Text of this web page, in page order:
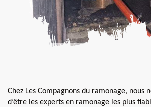
Chez Les Compagnons du ramonage, nous
d’être les experts en ramonage les plus